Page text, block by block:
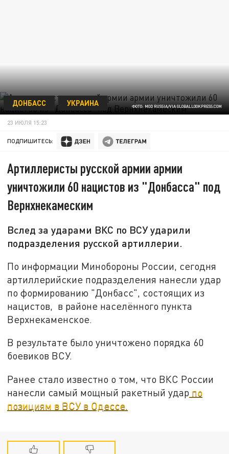
ФОТО: MOD RUSSIA/VIA GLOBALLOOKPRESS.COM
ДОНБАСС УКРАИНА
23 ИЮЛЯ 15:23
ПОДПИШИТЕСЬ:
Артиллеристы русской армии армии
уничтожили 60 нацистов из "Донбасса" под
Вернхнекамеским
Вслед за ударами ВКС по ВСУ ударили
подразделения русской артиллерии.
По информации Минобороны России, сегодня
артиллерийские подразделения нанесли удар
по формированию "Донбасс", состоящих из
нацистов, в районе населённого пункта
Верхнекаменское.
В результате было уничтожено порядка 60
боевиков ВСУ.
Ранее стало известно о том, что ВКС России
нанесли самый мощный ракетный удар по
позициям в ВСУ в Одессе.